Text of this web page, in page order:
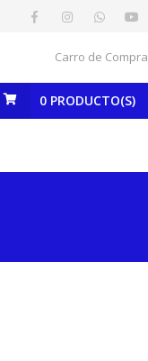
Carro de Compra
0 PRODUCTO(S)